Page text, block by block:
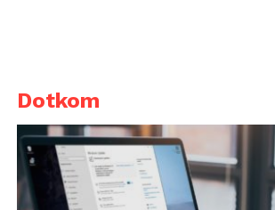
Dotkom